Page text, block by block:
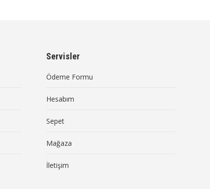
Servisler
Ödeme Formu
Hesabım
Sepet
Mağaza
İletişim